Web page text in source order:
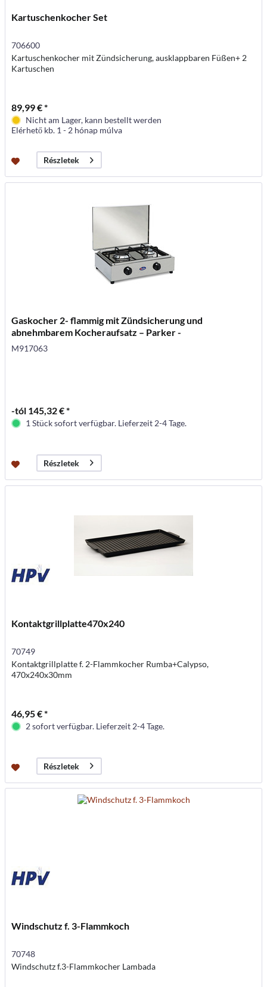
Kartuschenkocher Set
706600
Kartuschenkocher mit Zündsicherung, ausklappbaren Füßen+ 2
Kartuschen
89,99 € *
Nicht am Lager, kann bestellt werden
Elérhető kb. 1 - 2 hónap múlva
Részletek
Gaskocher 2- flammig mit Zündsicherung und
abnehmbarem Kocheraufsatz – Parker -
M917063
-tól 145,32 € *
1 Stück sofort verfügbar. Lieferzeit 2-4 Tage.
Részletek
Kontaktgrillplatte470x240
70749
Kontaktgrillplatte f. 2-Flammkocher Rumba+Calypso,
470x240x30mm
46,95 € *
2 sofort verfügbar. Lieferzeit 2-4 Tage.
Részletek
Windschutz f. 3-Flammkoch
70748
Windschutz f.3-Flammkocher Lambada